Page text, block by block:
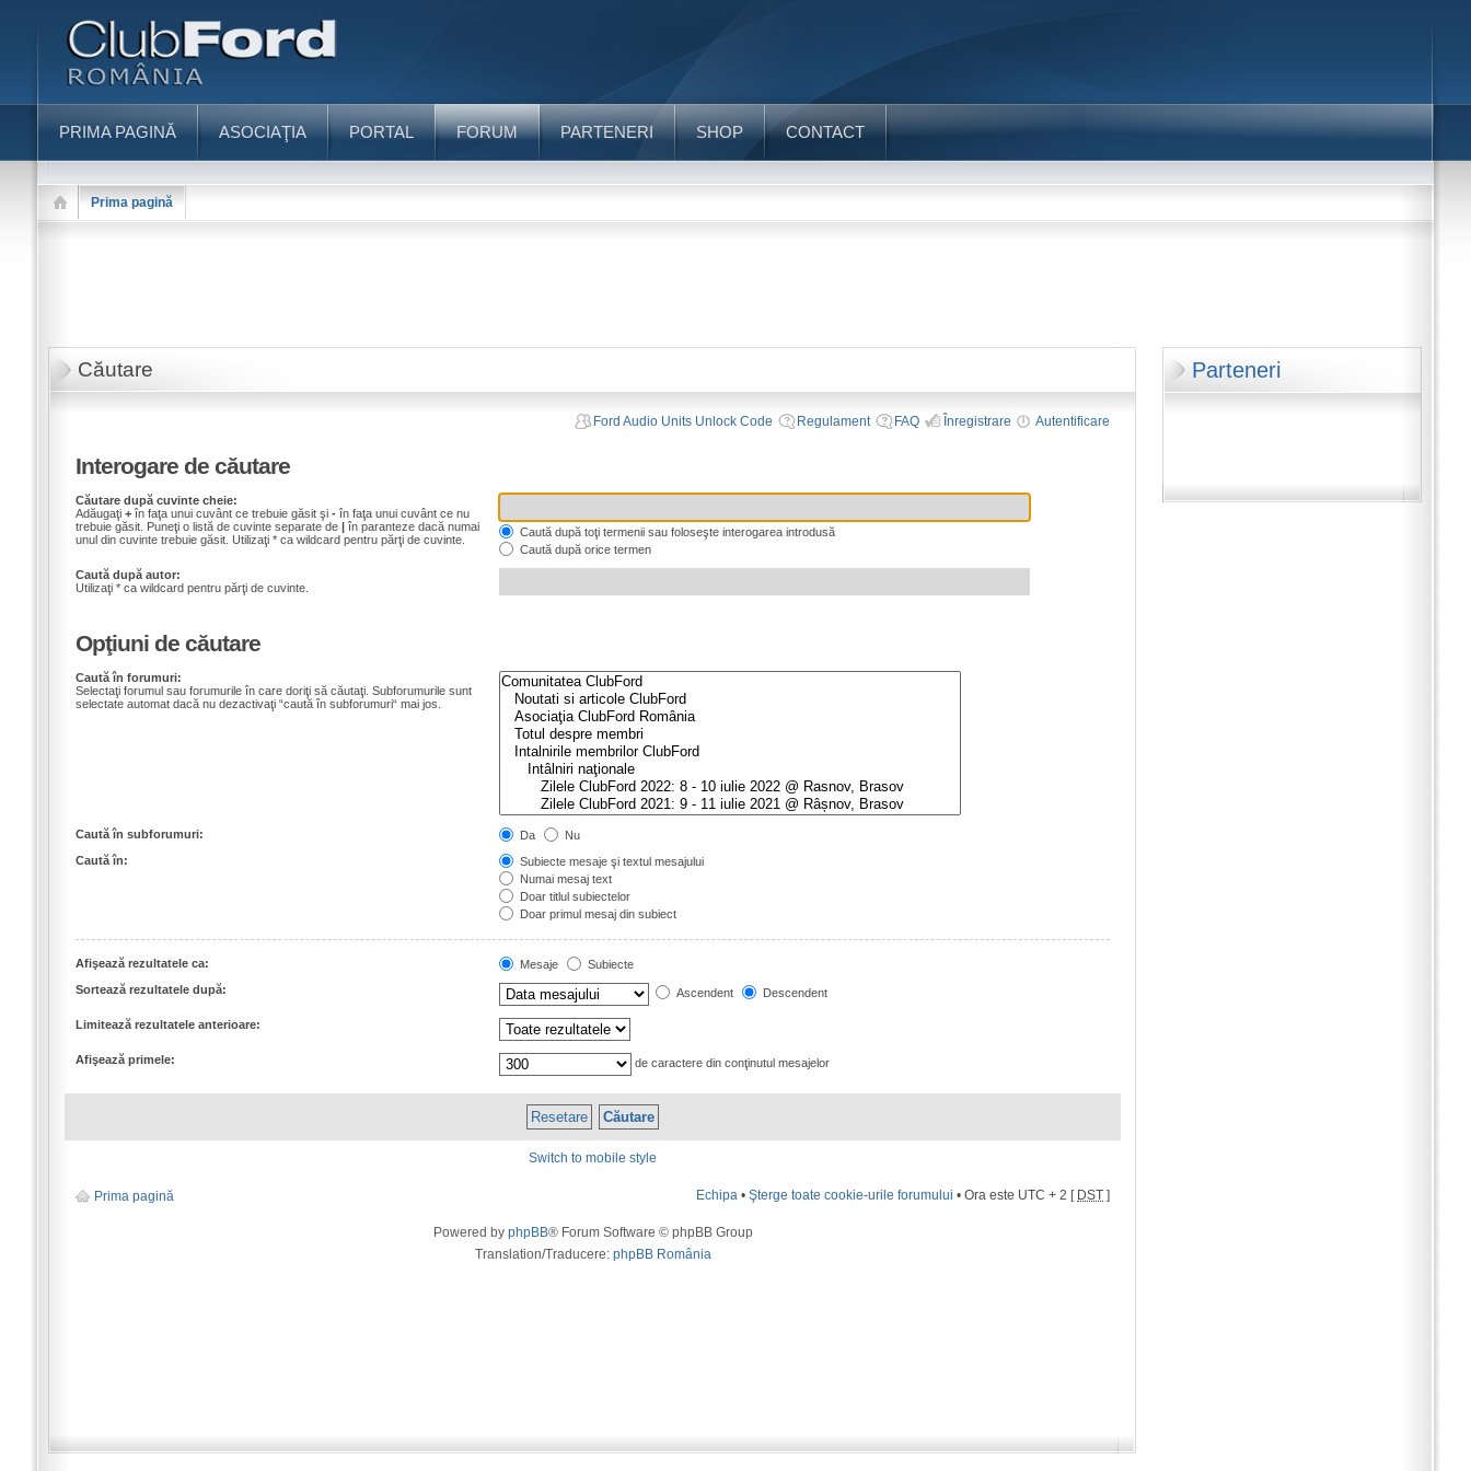
PRIMA PAGINĂ ASOCIAŢIA PORTAL FORUM PARTENERI SHOP CONTACT
Prima pagină
Parteneri
Căutare
Ford Audio Units Unlock Code Regulament FAQ Înregistrare Autentificare
Interogare de căutare
Căutare după cuvinte cheie:
Adăugaţi +în faţa unui cuvânt ce trebuie găsit şi -în faţa unui cuvânt ce nu
trebuie găsit. Puneţi o listă de cuvinte separate de |în paranteze dacă numai
unul din cuvinte trebuie găsit. Utilizaţi * ca wildcard pentru părţi de cuvinte.
Caută după toţi termenii sau foloseşte interogarea introdusă
Caută după orice termen
Caută după autor:
Utilizaţi * ca wildcard pentru părţi de cuvinte.
Opţiuni de căutare
Caută în forumuri:
Selectaţi forumul sau forumurile în care doriţi să căutaţi. Subforumurile sunt
selectate automat dacă nu dezactivaţi “caută în subforumuri“ mai jos.
Caută în subforumuri: Da
Nu
Caută în:
Subiecte mesaje şi textul mesajului
Numai mesaj text
Doar titlul subiectelor
Doar primul mesaj din subiect
Afişează rezultatele ca: Mesaje
Subiecte
Sortează rezultatele după:
Ascendent Descendent
Limitează rezultatele anterioare:
Afişează primele: de caractere din conţinutul mesajelor
Switch to mobile style
Prima pagină Echipa •Şterge toate cookie-urile forumului • Ora este UTC + 2 [ DST ]
Powered by phpBB® Forum Software © phpBB Group
Translation/Traducere: phpBB România